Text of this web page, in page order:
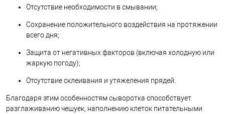
Отсутствие необходимости в смывании;
Сохранение положительного воздействия на протяжении
всего дня;
Защита от негативных факторов (включая холодную или
жаркую погоду);
Отсутствие склеивания и утяжеления прядей.
Благодаря этим особенностям сыворотка способствует
разглаживанию чешуек, наполнению клеток питательными